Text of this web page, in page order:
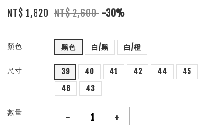
NT$ 1,820 NT$ 2,600 -30%
顏色 黑色 白/黑 白/橙
尺寸 39 40 41 42 44
45
46
43
數量 - +